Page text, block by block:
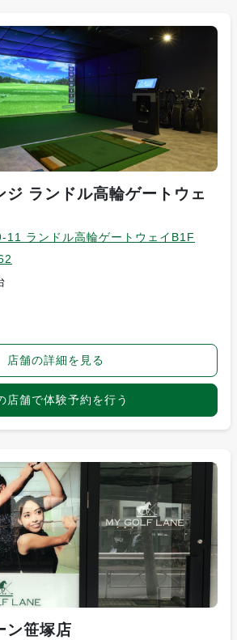
ジ ランドル高輪ゲートウェ
11 ランドル高輪ゲートウェイB1F
店舗の詳細を見る
店舗で体験予約を行う
ン笹塚店